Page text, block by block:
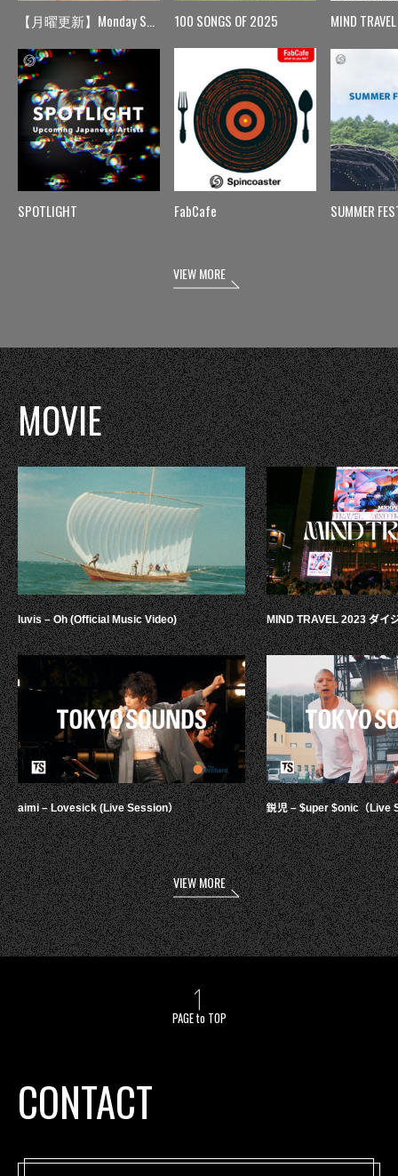
【月曜更新】Monday Spin
SPOTLIGHT
100 SONGS OF 2025
FabCafe
MIND TRAVEL
SUMMER
VIEW MORE
MOVIE
luvis – Oh (Official Music Video)
aimi – Lovesick (Live Session）
MIND TRAVEL 2023 ダイ
鋭児 – $uper $onic（Live
VIEW MORE
PAGE to TOP
CONTACT